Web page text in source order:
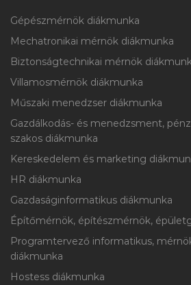
Gépészmérnök diákmunka
Mechatronikai mérnök diákmunka
Biztonságtechnikai mérnök
Villamosmérnök diákmunka
Műszaki menedzser diákmunka
Gazdálkodás- és menedzsment,
szakos diákmunka
Kereskedelem és marketing
HR diákmunka
Gazdaságinformatikus diákmunka
Építőmérnök, építészmérnök,
Programtervező informatikus,
diákmunka
Hostess diákmunka